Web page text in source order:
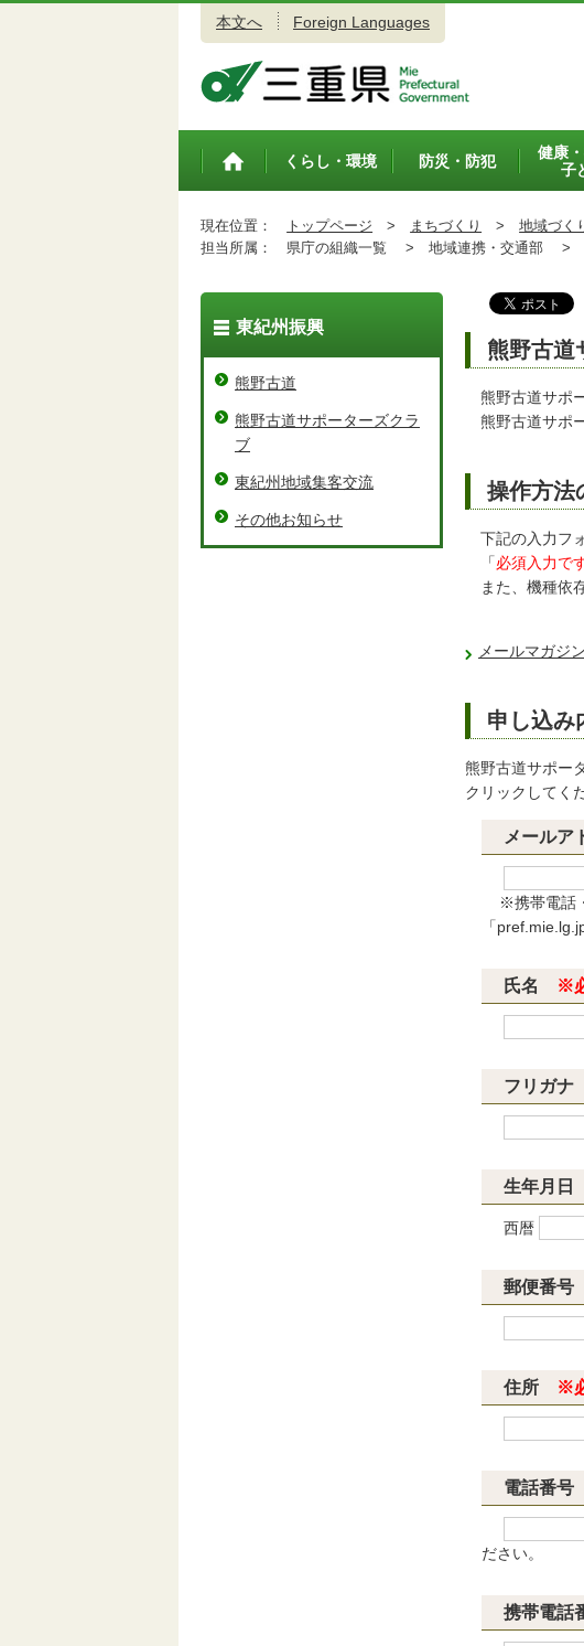
本文へ Foreign Languages
トップペ
くらし・環境 防災・防犯
健康
子
現在位置： トップページ > まちづくり > 地域づく
担当所属：
県庁の組織一覧 > 地域連携・交通部 >
熊野古道
熊野古道サポ
熊野古道サポ
操作方法
下記の入力フ
「必須入力で
また、機種依
メールマガジ
申し込み
熊野古道サポー
クリックしてく
メール
※携帯電話・
「
氏名 ※
フリガナ
生年月日
西暦
郵便番号
住所 ※
電話番号
ださい。
携帯電話
東紀州振興
熊野古道
熊野古道サポーターズクラ
ブ
東紀州地域集客交流
その他お知らせ